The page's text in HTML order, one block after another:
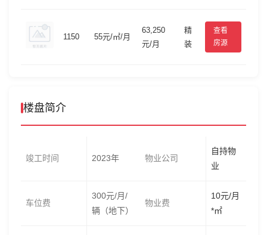
1150 55元/㎡/月
63,250
元/月
精
装
查看
房源
楼盘简介
竣工时间 2023年 物业公司
自持物
业
车位费
300元/月/
辆（地下）
物业费
10元/月
*㎡